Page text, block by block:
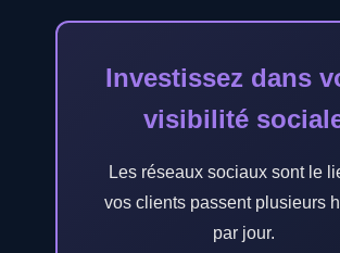
Investissez dans
visibilité
Les réseaux sociaux sont le
vos clients passent plusieurs
par jour.